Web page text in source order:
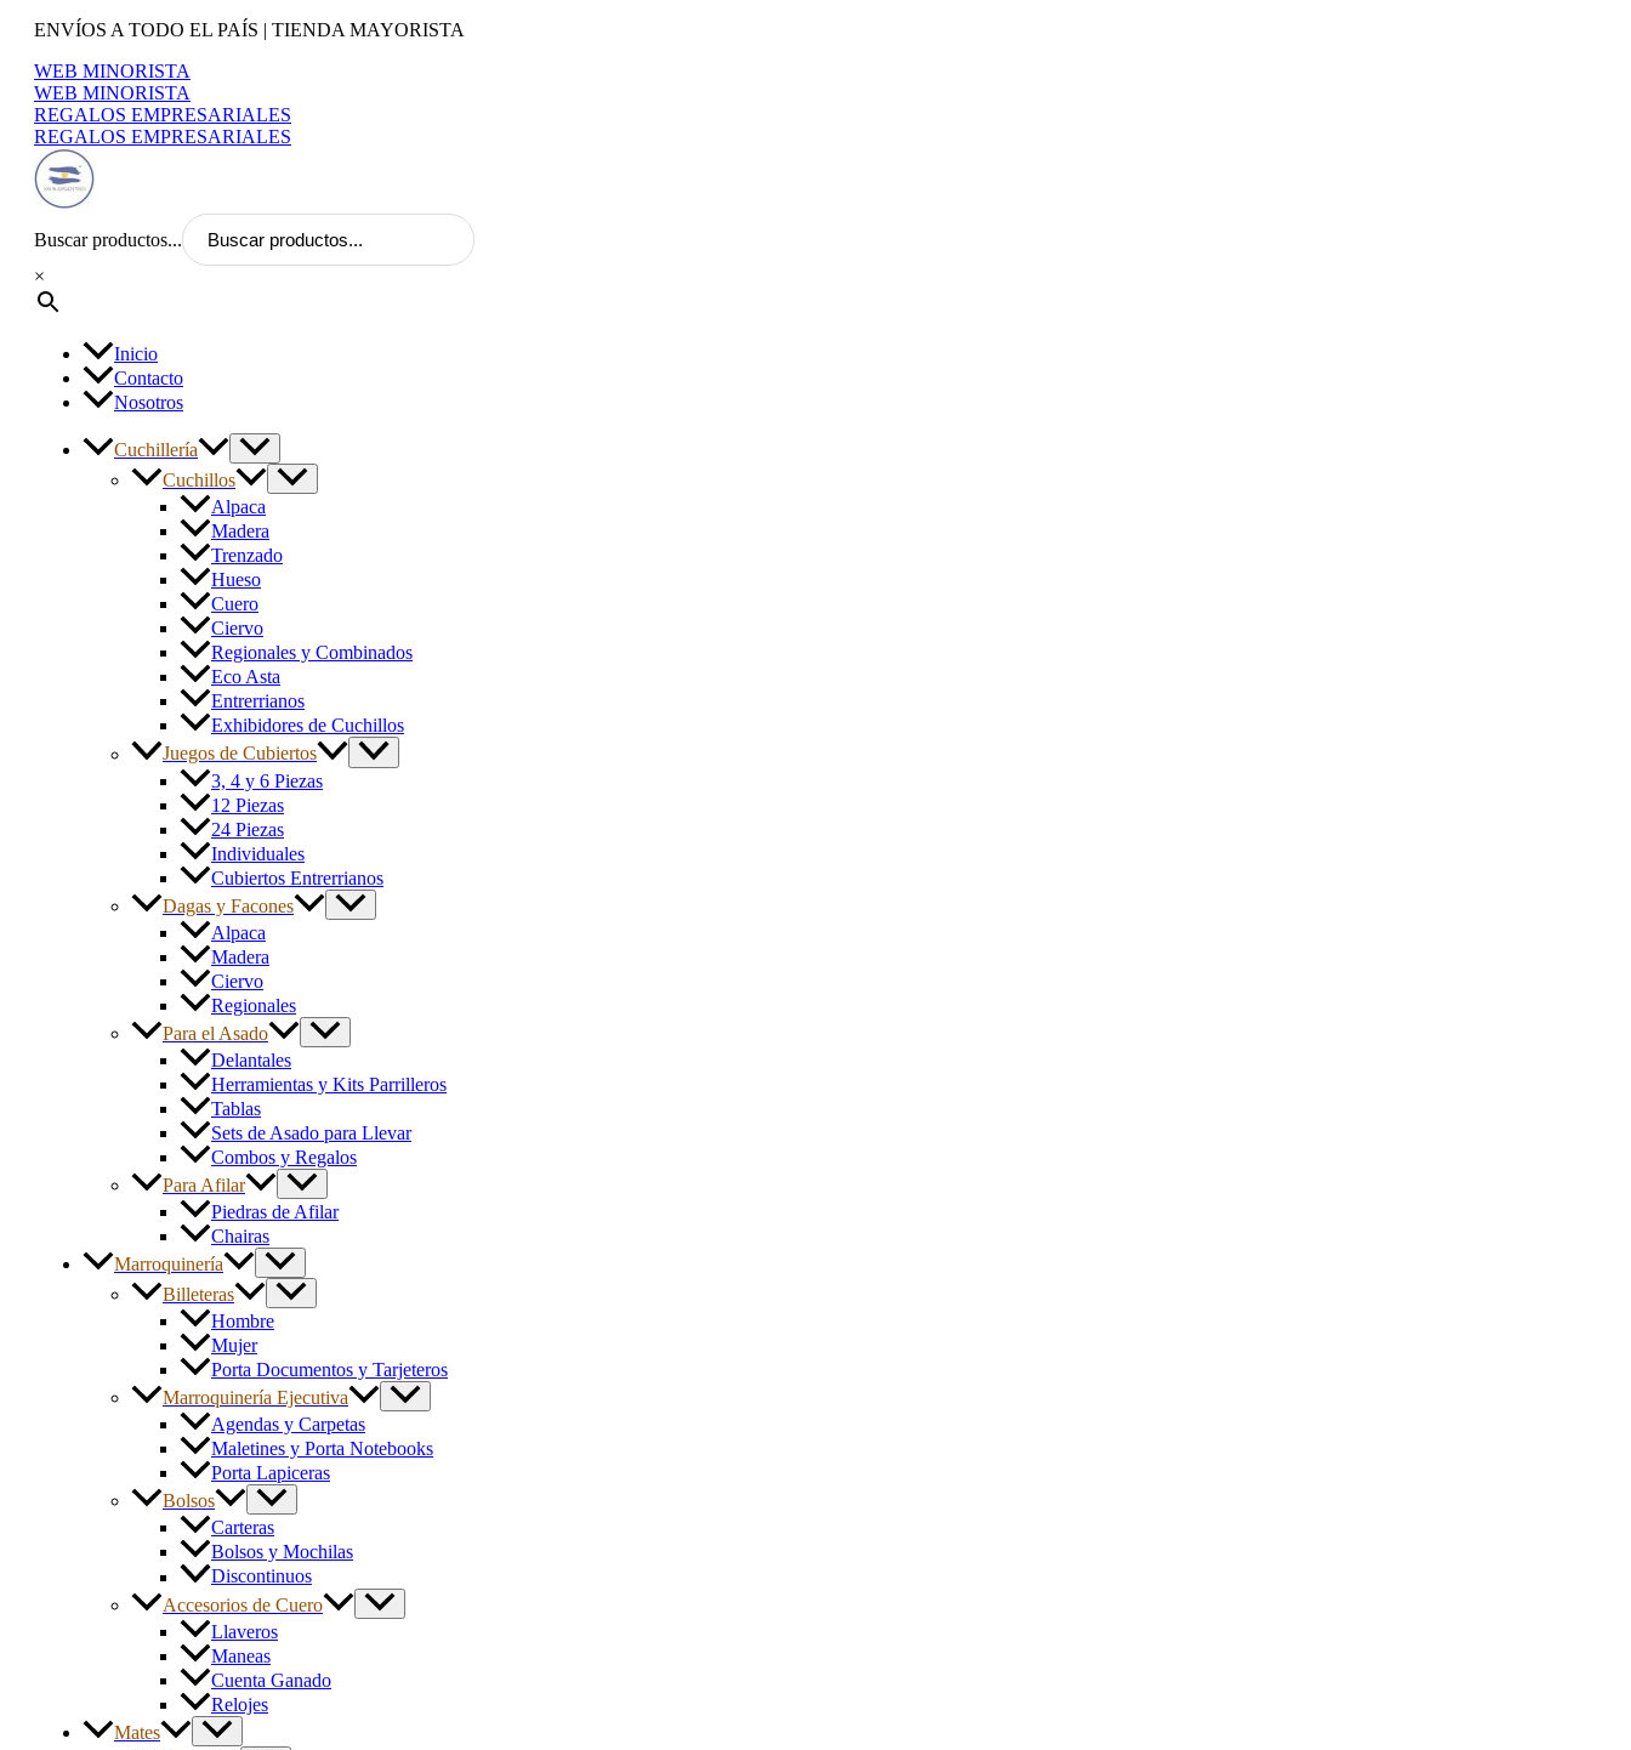
contenido
ENVÍOS A TODO EL PAÍS | TIENDA MAYORISTA
WEB MINORISTA
WEB MINORISTA
REGALOS EMPRESARIALES
REGALOS EMPRESARIALES
Buscar productos...
×
Inicio
Contacto
Nosotros
Cuchillería
Cuchillos
Alpaca
Madera
Trenzado
Hueso
Cuero
Ciervo
Regionales y Combinados
Eco Asta
Entrerrianos
Exhibidores de Cuchillos
Juegos de Cubiertos
3, 4 y 6 Piezas
12 Piezas
24 Piezas
Individuales
Cubiertos Entrerrianos
Dagas y Facones
Alpaca
Madera
Ciervo
Regionales
Para el Asado
Delantales
Herramientas y Kits Parrilleros
Tablas
Sets de Asado para Llevar
Combos y Regalos
Para Afilar
Piedras de Afilar
Chairas
Marroquinería
Billeteras
Hombre
Mujer
Porta Documentos y Tarjeteros
Marroquinería Ejecutiva
Agendas y Carpetas
Maletines y Porta Notebooks
Porta Lapiceras
Bolsos
Carteras
Bolsos y Mochilas
Discontinuos
Accesorios de Cuero
Llaveros
Maneas
Cuenta Ganado
Relojes
Mates